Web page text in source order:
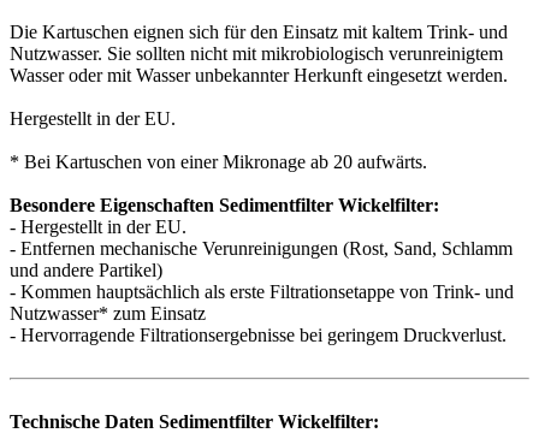
Die Kartuschen eignen sich für den Einsatz mit kaltem Trink- und
Nutzwasser. Sie sollten nicht mit mikrobiologisch verunreinigtem
Wasser oder mit Wasser unbekannter Herkunft eingesetzt werden.
Hergestellt in der EU.
* Bei Kartuschen von einer Mikronage ab 20 aufwärts.
Besondere Eigenschaften Sedimentfilter Wickelfilter:
- Hergestellt in der EU.
- Entfernen mechanische Verunreinigungen (Rost, Sand, Schlamm
und andere Partikel)
- Kommen hauptsächlich als erste Filtrationsetappe von Trink- und
Nutzwasser* zum Einsatz
- Hervorragende Filtrationsergebnisse bei geringem Druckverlust.
Technische Daten Sedimentfilter Wickelfilter: